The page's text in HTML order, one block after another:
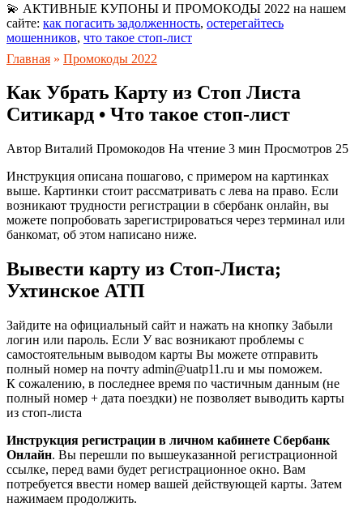
💫 АКТИВНЫЕ КУПОНЫ И ПРОМОКОДЫ 2022 на нашем
сайте: как погасить задолженность, остерегайтесь
мошенников, что такое стоп-лист
Главная » Промокоды 2022
Как Убрать Карту из Стоп Листа
Ситикард • Что такое стоп-лист
Автор Виталий Промокодов На чтение 3 мин Просмотров 25
Инструкция описана пошагово, с примером на картинках
выше. Картинки стоит рассматривать с лева на право. Если
возникают трудности регистрации в сбербанк онлайн, вы
можете попробовать зарегистрироваться через терминал или
банкомат, об этом написано ниже.
Вывести карту из Стоп-Листа;
Ухтинское АТП
Зайдите на официальный сайт и нажать на кнопку Забыли
логин или пароль. Если У вас возникают проблемы с
самостоятельным выводом карты Вы можете отправить
полный номер на почту аdmin@uatp11.ru и мы поможем.
К сожалению, в последнее время по частичным данным (не
полный номер + дата поездки) не позволяет выводить карты
из стоп-листа
Инструкция регистрации в личном кабинете Сбербанк
Онлайн. Вы перешли по вышеуказанной регистрационной
ссылке, перед вами будет регистрационное окно. Вам
потребуется ввести номер вашей действующей карты. Затем
нажимаем продолжить.